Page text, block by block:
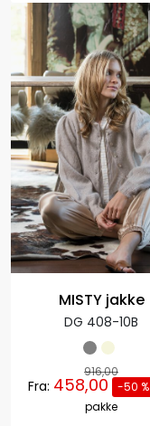
MISTY jakke
DG 408-10B
916,00
Fra: 458,00 -50 %
pakke